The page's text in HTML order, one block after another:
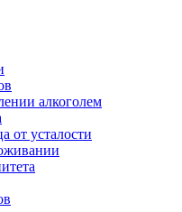
алкоголем
от усталости